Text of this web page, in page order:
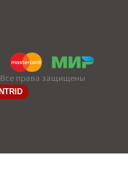
права защищены
INTRID